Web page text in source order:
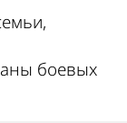
боевых